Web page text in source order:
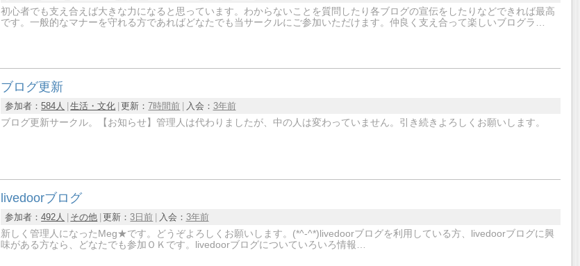
初心者でも支え合えば大きな力になると思っています。わからないことを質問したり各ブログの宣伝をしたりなどできれば最高
です。一般的なマナーを守れる方であればどなたでも当サークルにご参加いただけます。仲良く支え合って楽しいブログラ…
ブログ更新
参加者：584人 生活・文化 更新：7時間前 入会： 3年前
ブログ更新サークル。【お知らせ】管理人は代わりましたが、中の人は変わっていません。引き続きよろしくお願いします。
livedoorブログ
参加者：492人 その他 更新： 3日前 入会： 3年前
新しく管理人になったMeg★です。どうぞよろしくお願いします。(*^-^*)livedoorブログを利用している方、livedoorブログに興
味がある方なら、どなたでも参加ＯＫです。livedoorブログについていろいろ情報…